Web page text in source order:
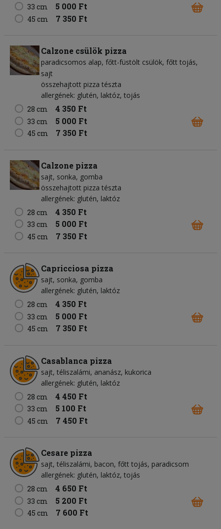
33 cm 5 000 Ft
45 cm 7 350 Ft
Calzone csülök pizza
paradicsomos alap főtt-füstölt csülök főtt tojás
sajt
összehajtott pizza tészta
allergének: glutén, laktóz, tojás
28 cm
4 350 Ft
33 cm 5 000 Ft
45 cm 7 350 Ft
Calzone pizza
sajt sonka gomba
összehajtott pizza tészta
allergének: glutén, laktóz
28 cm
4 350 Ft
33 cm 5 000 Ft
45 cm 7 350 Ft
Capricciosa pizza
sajt sonka gomba
allergének: glutén, laktóz
28 cm
4 350 Ft
33 cm 5 000 Ft
45 cm 7 350 Ft
Casablanca pizza
sajt téliszalámi ananász kukorica
allergének: glutén, laktóz
28 cm
4 450 Ft
33 cm 5 100 Ft
45 cm 7 450 Ft
Cesare pizza
sajt téliszalámi bacon főtt tojás paradicsom
allergének: glutén, laktóz, tojás
28 cm
4 650 Ft
33 cm 5 200 Ft
45 cm 7 600 Ft